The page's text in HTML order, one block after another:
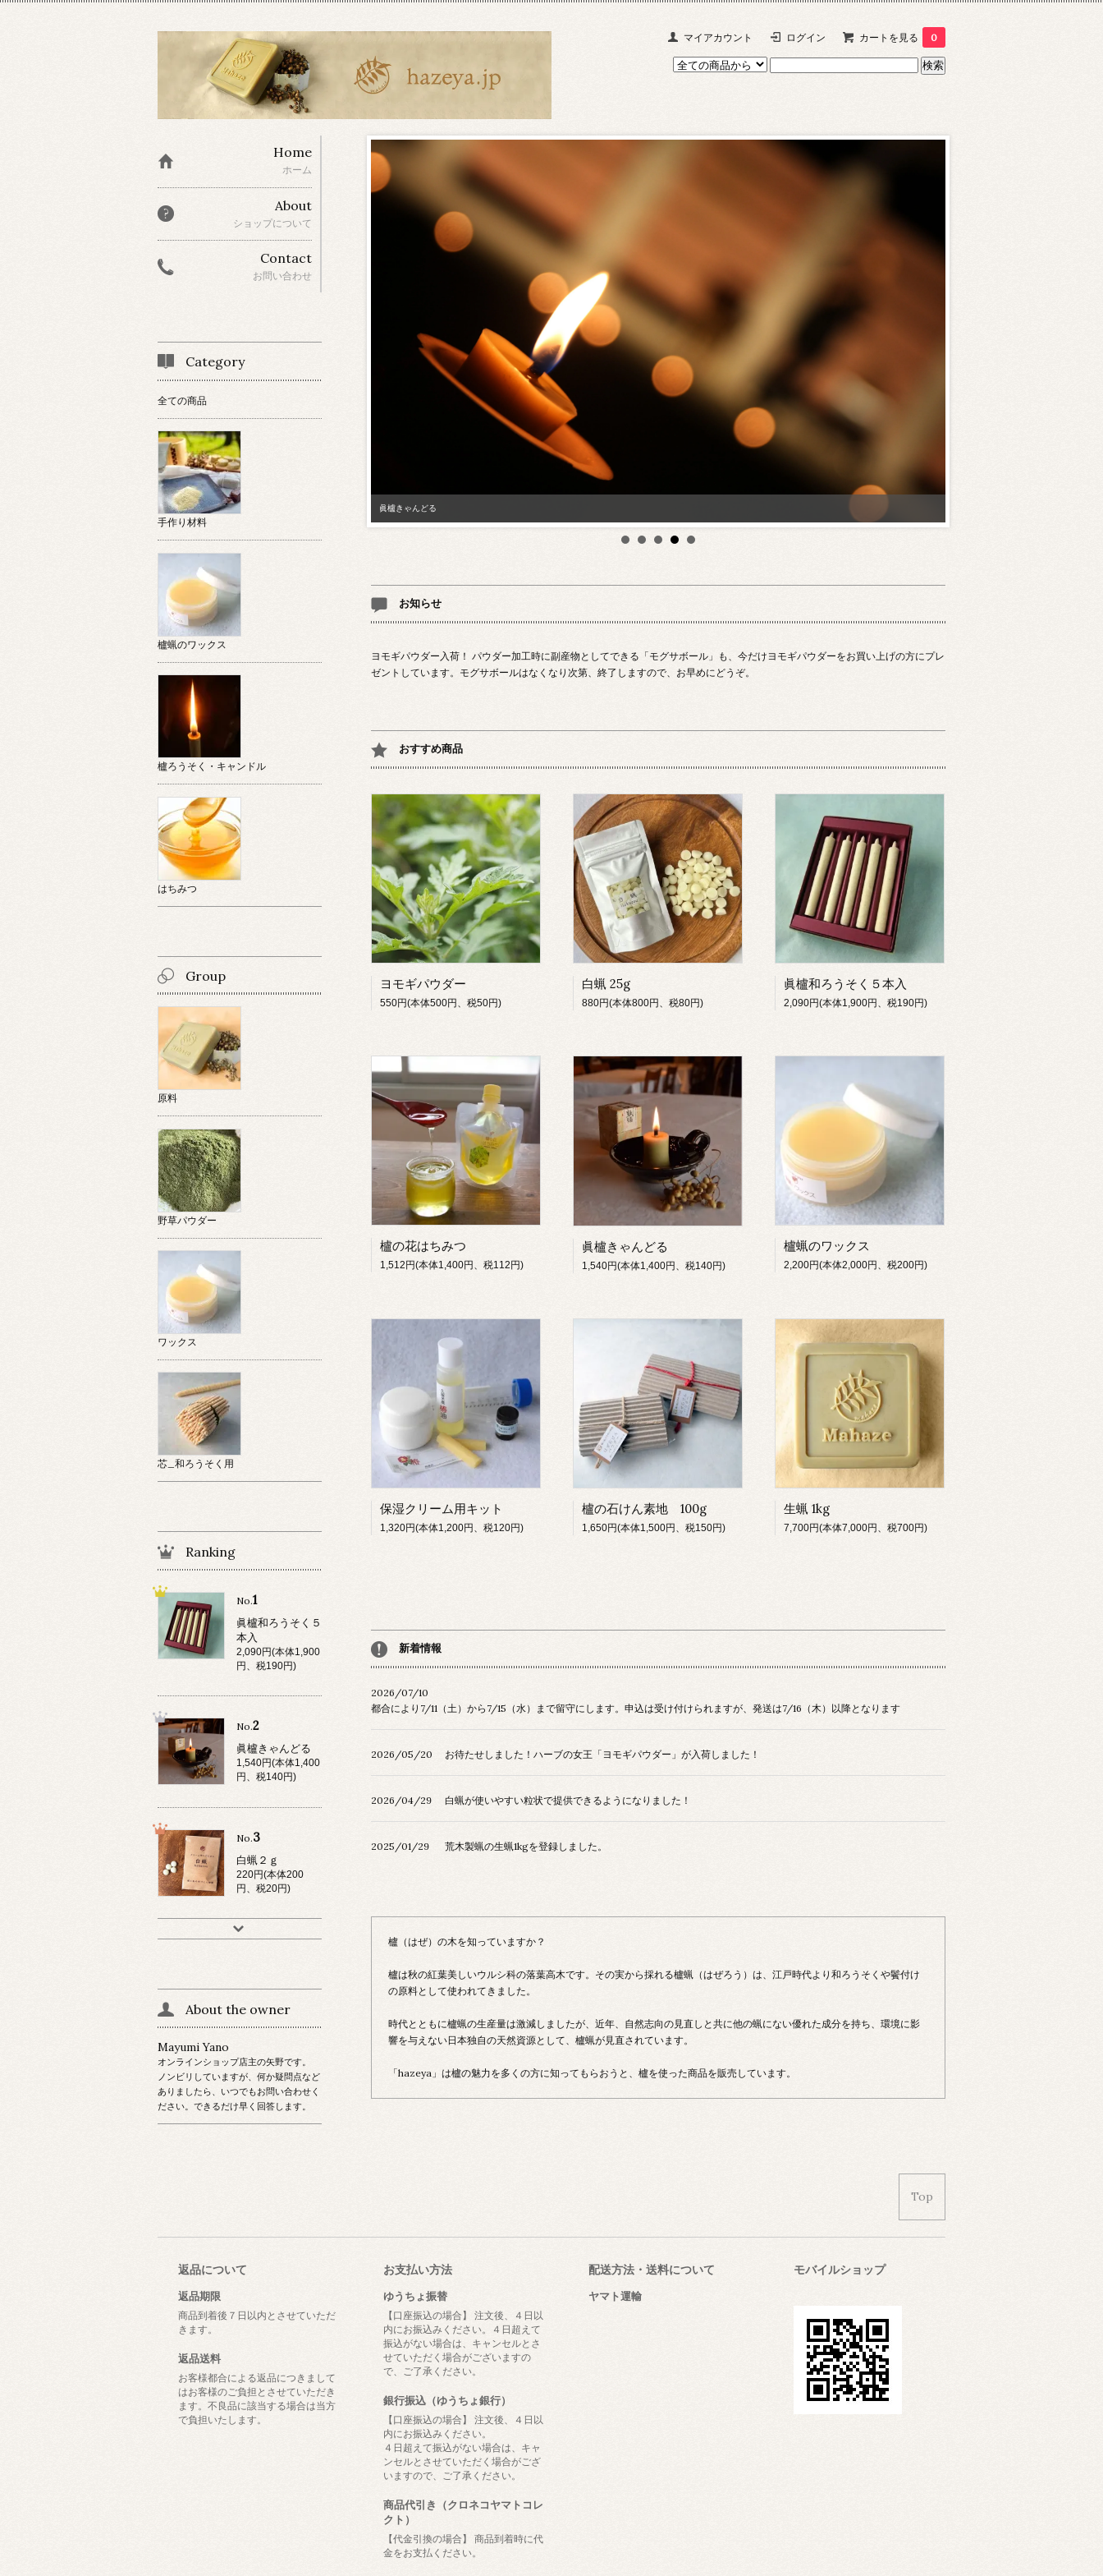
マイアカウント ログイン カートを見る 0
眞櫨きゃんどる
ハゼノキチップ
お知らせ
ヨモギパウダー入荷！ パウダー加工時に副産物としてできる「モグサボール」も、今だけヨモギパウダーをお買い上げの方にプレ
ゼントしています。モグサボールはなくなり次第、終了しますので、お早めにどうぞ。
おすすめ商品
ヨモギパウダー
550円(本体500円、税50円)
白蝋 25g
880円(本体800円、税80円)
眞櫨和ろうそく５本入
2,090円(本体1,900円、税190円)
櫨の花はちみつ
1,512円(本体1,400円、税112円)
眞櫨きゃんどる
1,540円(本体1,400円、税140円)
櫨蝋のワックス
2,200円(本体2,000円、税200円)
保湿クリーム用キット
1,320円(本体1,200円、税120円)
櫨の石けん素地 100g
1,650円(本体1,500円、税150円)
生蝋 1kg
7,700円(本体7,000円、税700円)
新着情報
2026/07/10
都合により7/11（土）から7/15（水）まで留守にします。申込は受け付けられますが、発送は7/16（木）以降となります
2026/05/20 お待たせしました！ハーブの女王「ヨモギパウダー」が入荷しました！
2026/04/29 白蝋が使いやすい粒状で提供できるようになりました！
2025/01/29 荒木製蝋の生蝋1kgを登録しました。
櫨（はぜ）の木を知っていますか？
櫨は秋の紅葉美しいウルシ科の落葉高木です。その実から採れる櫨蝋（はぜろう）は、江戸時代より和ろうそくや鬢付け
の原料として使われてきました。
時代とともに櫨蝋の生産量は激減しましたが、近年、自然志向の見直しと共に他の蝋にない優れた成分を持ち、環境に影
響を与えない日本独自の天然資源として、櫨蝋が見直されています。
「hazeya」は櫨の魅力を多くの方に知ってもらおうと、櫨を使った商品を販売しています。
Home
ホーム
About
ショップについて
Contact
お問い合わせ
Category
全ての商品
手作り材料
櫨蝋のワックス
櫨ろうそく・キャンドル
はちみつ
Group
原料
野草パウダー
ワックス
芯_和ろうそく用
Ranking
No.1
眞櫨和ろうそく５
本入
2,090円(本体1,900
円、税190円)
No.2
眞櫨きゃんどる
1,540円(本体1,400
円、税140円)
No.3
白蝋２ｇ
220円(本体200
円、税20円)
About the owner
Mayumi Yano
オンラインショップ店主の矢野です。
ノンビリしていますが、何か疑問点など
ありましたら、いつでもお問い合わせく
ださい。できるだけ早く回答します。
Top
返品について
返品期限
商品到着後７日以内とさせていただ
きます。
返品送料
お客様都合による返品につきまして
はお客様のご負担とさせていただき
ます。不良品に該当する場合は当方
で負担いたします。
お支払い方法
ゆうちょ振替
【口座振込の場合】 注文後、４日以
内にお振込みください。４日超えて
振込がない場合は、キャンセルとさ
せていただく場合がございますの
で、ご了承ください。
銀行振込（ゆうちょ銀行）
【口座振込の場合】 注文後、４日以
内にお振込みください。
４日超えて振込がない場合は、キャ
ンセルとさせていただく場合がござ
いますので、ご了承ください。
商品代引き（クロネコヤマトコレ
クト）
【代金引換の場合】 商品到着時に代
金をお支払ください。
配送方法・送料について
ヤマト運輸
モバイルショップ